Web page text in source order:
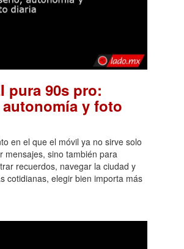
pura 90s pro:
y foto
en el que el móvil ya no sirve solo
mensajes, sino también para
recuerdos, navegar la ciudad y
cotidianas, elegir bien importa más